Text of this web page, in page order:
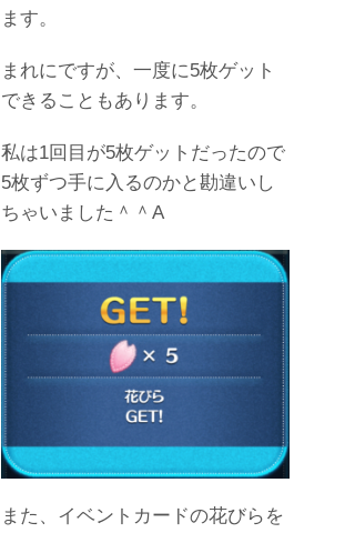
ます。
まれにですが、一度に5枚ゲット
できることもあります。
私は1回目が5枚ゲットだったので
5枚ずつ手に入るのかと勘違いし
ちゃいました＾＾A
また、イベントカードの花びらを